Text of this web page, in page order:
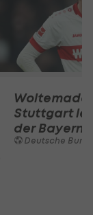
Stuttgart
der Bayern
Deutsche